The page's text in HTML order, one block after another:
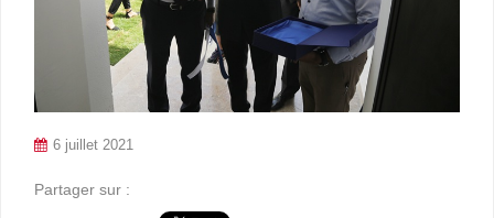
6 juillet 2021
Partager sur :